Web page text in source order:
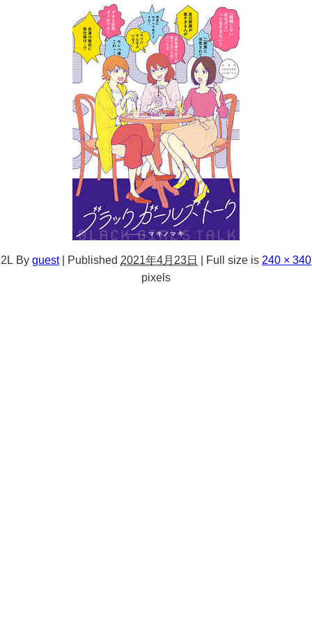
2L By guest Published 2021年4月23日 Full size is 240 × 340
pixels